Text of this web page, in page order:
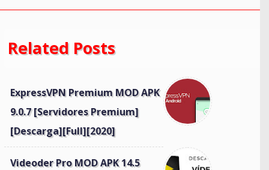
Related Posts
ExpressVPN Premium MOD APK
9.0.7 [Servidores Premium]
[Descarga][Full][2020]
Videoder Pro MOD APK 14.5